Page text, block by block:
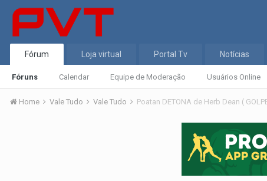
Fórum
Fóruns Calendar Equipe de Moderação Usuários Online
Loja virtual Portal Tv Notícias
Home Vale Tudo Vale Tudo Poatan DETONA de Herb Dean (